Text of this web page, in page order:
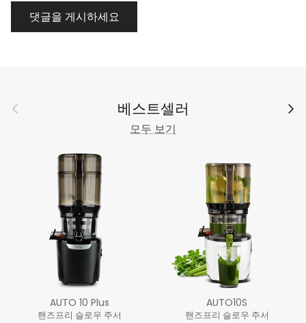
댓글을 게시하세요
이전의 베스트셀러 다음
모두 보기
AUTO 10 Plus
핸즈프리 슬로우 주서
AUTO10S
핸즈프리 슬로우 주서